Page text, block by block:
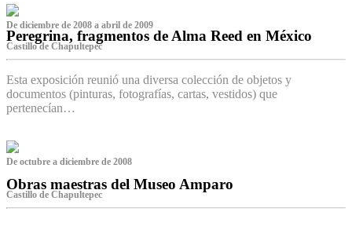
De diciembre de 2008 a abril de 2009
Peregrina, fragmentos de Alma Reed en México
Castillo de Chapultepec
Esta exposición reunió una diversa colección de objetos y
documentos (pinturas, fotografías, cartas, vestidos) que
pertenecían…
De octubre a diciembre de 2008
Obras maestras del Museo Amparo
Castillo de Chapultepec